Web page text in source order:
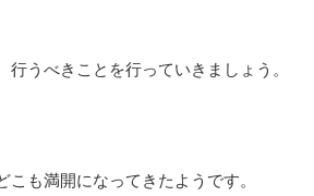
行うべきことを行っていきましょう。
こも満開になってきたようです。